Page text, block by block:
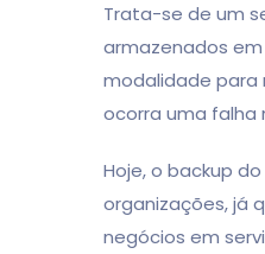
Trata-se de um
armazenados
modalidade para
ocorra uma falha
Hoje, o backup
organizações, já
negócios em